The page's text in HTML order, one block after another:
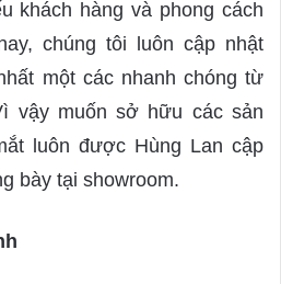
khách hàng và phong cách
chúng tôi luôn cập nhật
một các nhanh chóng từ
vậy muốn sở hữu các sản
luôn được Hùng Lan cập
bày tại showroom.